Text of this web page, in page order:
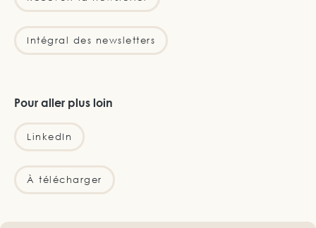
Intégral des newsletters
Pour aller plus loin
LinkedIn
À télécharger